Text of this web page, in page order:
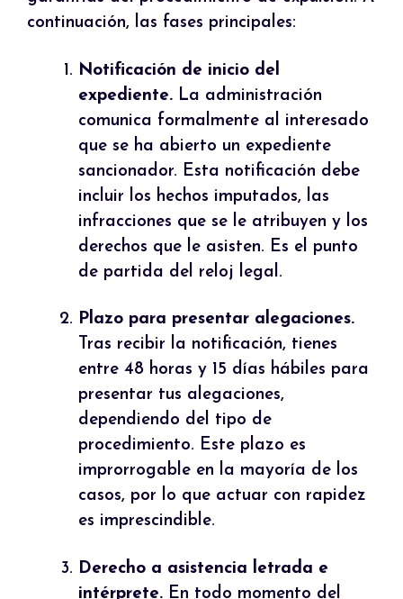
continuación, las fases principales:
Notificación de inicio del
expediente. La administración
comunica formalmente al interesado
que se ha abierto un expediente
sancionador. Esta notificación debe
incluir los hechos imputados, las
infracciones que se le atribuyen y los
derechos que le asisten. Es el punto
de partida del reloj legal.
Plazo para presentar alegaciones.
Tras recibir la notificación, tienes
entre 48 horas y 15 días hábiles para
presentar tus alegaciones,
dependiendo del tipo de
procedimiento. Este plazo es
improrrogable en la mayoría de los
casos, por lo que actuar con rapidez
es imprescindible.
Derecho a asistencia letrada e
intérprete. En todo momento del